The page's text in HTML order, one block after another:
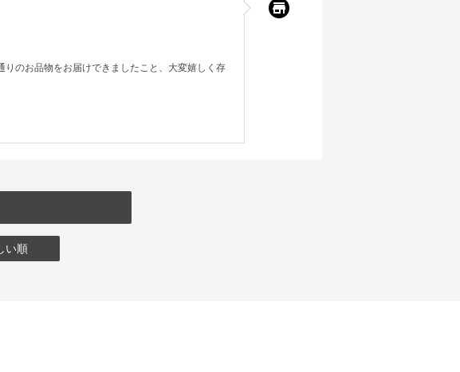
のお品物をお届けできましたこと、大変嬉しく存
い順